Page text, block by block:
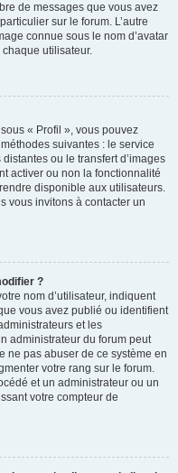
de messages que vous avez
sur le forum. L’autre
connue sous le nom d’avatar
utilisateur.
« Profil », vous pouvez
suivantes : le service
ou le transfert d’images
activer ou non la fonctionnalité
disponible aux utilisateurs.
vous invitons à contacter un
?
nom d’utilisateur, indiquent
vous avez publié ou identifient
et les
administrateur du forum peut
ne pas abuser de ce système en
votre rang sur le forum.
et un administrateur ou un
votre compteur de